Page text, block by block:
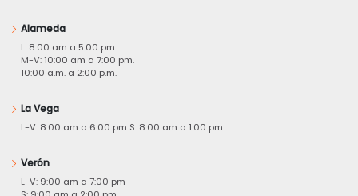
Alameda
L: 8:00 am a 5:00 pm.
M-V: 10:00 am a 7:00 pm.
10:00 a.m. a 2:00 p.m.
La Vega
L-V: 8:00 am a 6:00 pm S: 8:00 am a 1:00 pm
Verón
L-V: 9:00 am a 7:00 pm